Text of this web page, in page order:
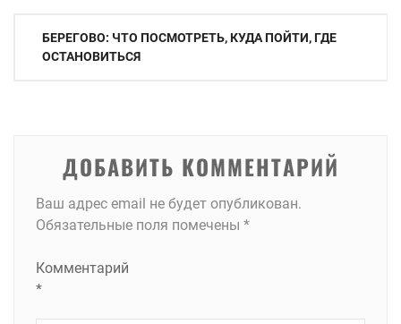
Навигация
БЕРЕГОВО: ЧТО ПОСМОТРЕТЬ, КУДА ПОЙТИ, ГДЕ
ОСТАНОВИТЬСЯ
ДОБАВИТЬ КОММЕНТАРИЙ
Ваш адрес email не будет опубликован.
Обязательные поля помечены *
Комментарий
*